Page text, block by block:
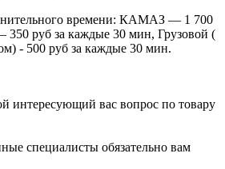
времени: КАМАЗ — 1 700
350 руб за каждые 30 мин, Грузовой (
- 500 руб за каждые 30 мин.
интересующий вас вопрос по товару
специалисты обязательно вам